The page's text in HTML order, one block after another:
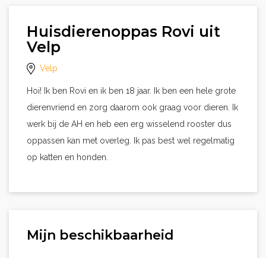
Huisdierenoppas Rovi uit
Velp
Velp
Hoi! Ik ben Rovi en ik ben 18 jaar. Ik ben een hele grote
dierenvriend en zorg daarom ook graag voor dieren. Ik
werk bij de AH en heb een erg wisselend rooster dus
oppassen kan met overleg. Ik pas best wel regelmatig
op katten en honden.
Mijn beschikbaarheid